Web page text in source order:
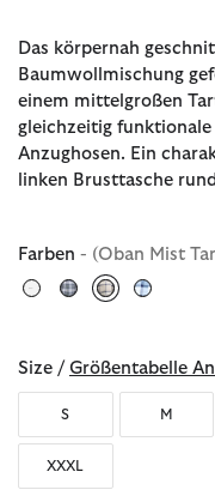
Das körpernah
Baumwollmischung
einem mittelgroßen
gleichzeitig funktionale
Anzughosen. Ein
linken Brusttasche
Farben - (Oban Mist
Size / Größentabelle
S M
XXXL